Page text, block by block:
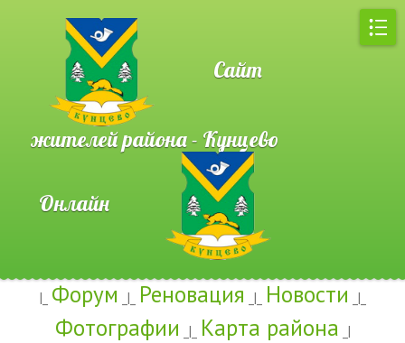
Сайт
жителей района - Кунцево
Онлайн
|_ Форум _|_ Реновация _|_ Новости _|_
Фотографии _|_ Карта района _|